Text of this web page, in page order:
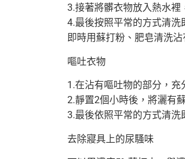
3.接著將髒衣物放入熱水裡
4.最後按照平常的方式清洗
即時用蘇打粉、肥皂清洗沾
嘔吐衣物
1.在沾有嘔吐物的部分，充
2.靜置2個小時後，將灑有
3.最後依照平常的方式清洗
去除寢具上的尿騷味